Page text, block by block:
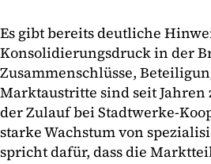
Es gibt bereits deutliche
Konsolidierungsdruck in der
Zusammenschlüsse,
Marktaustritte sind seit Jahren
der Zulauf bei Stadtwerke-
starke Wachstum von
spricht dafür, dass die